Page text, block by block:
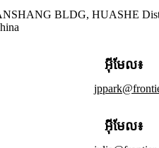
BLDG, HUASHE
អ៊ីមែល៖
អ៊ីមែល៖